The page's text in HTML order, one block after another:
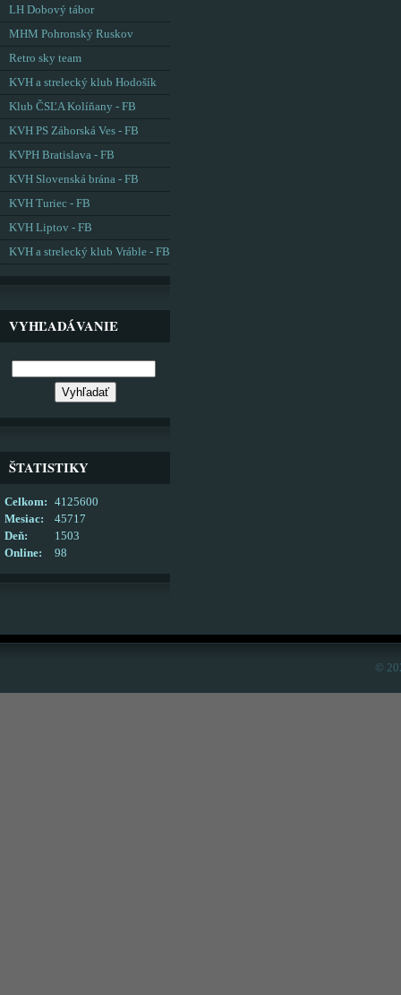
LH Dobový tábor
MHM Pohronský Ruskov
Retro sky team
KVH a strelecký klub Hodošík
Klub ČSĽA Kolíňany - FB
KVH PS Záhorská Ves - FB
KVPH Bratislava - FB
KVH Slovenská brána - FB
KVH Turiec - FB
KVH Liptov - FB
KVH a strelecký klub Vráble - FB
VYHĽADÁVANIE
ŠTATISTIKY
Online: 98
Celkom:
4125600
Mesiac:
45717
Deň:
1503
©